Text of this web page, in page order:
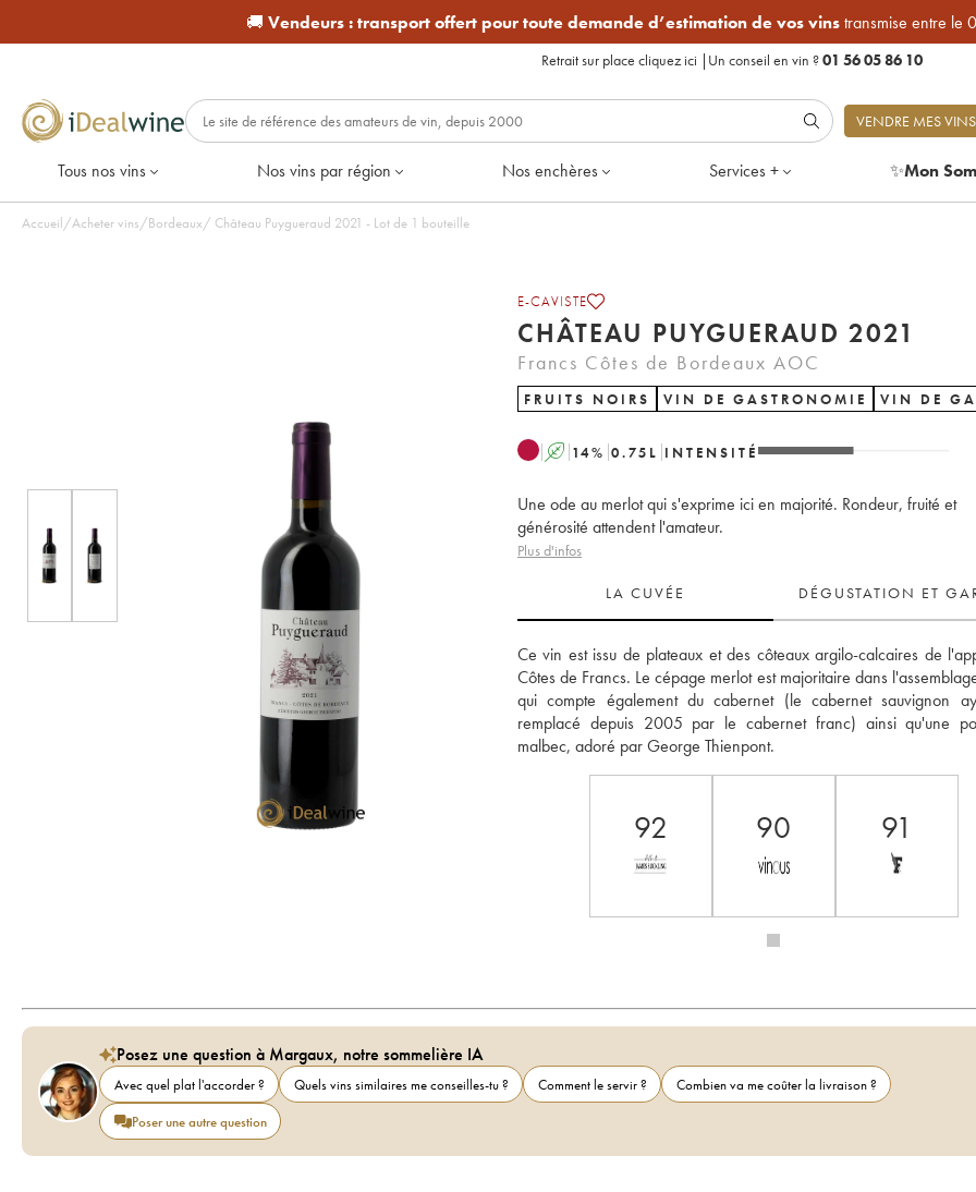
🚚 Vendeurs :transport offert pour toute demande d’estimation de vos vinstransmise entre le
Retrait sur place cliquez ici | Un conseil en vin ?01 56 05 86 10
VENDRE MES VINS
Tous nos vins Nos vins par région Nos enchères Services + ✨Mon
Accueil/Acheter vins/Bordeaux/ Château Puygueraud 2021 - Lot de 1 bouteille
E-CAVISTE
CHÂTEAU PUYGUERAUD 2021
Francs Côtes de Bordeaux AOC
FRUITS NOIRS VIN DE GASTRONOMIE VIN DE
A 14% 0.75 L INTENSITÉ
Une ode au merlot qui s'exprime ici en majorité. Rondeur, fruité et
générosité attendent l'amateur.
Plus d'infos
LA CUVÉE DÉGUSTATION ET
Ce vin est issu de plateaux et des côteaux argilo-calcaires de
Côtes de Francs. Le cépage merlot est majoritaire dans
qui compte également du cabernet (le cabernet sauvignon
remplacé depuis 2005 par le cabernet franc) ainsi qu'une
malbec, adoré par George Thienpont.
92 90 91
Posez une question à Margaux, notre sommelière IA
Avec quel plat l'accorder ? Quels vins similaires me conseilles-tu ? Comment le servir ?
Combien va me coûter la livraison ?
Poser une autre question